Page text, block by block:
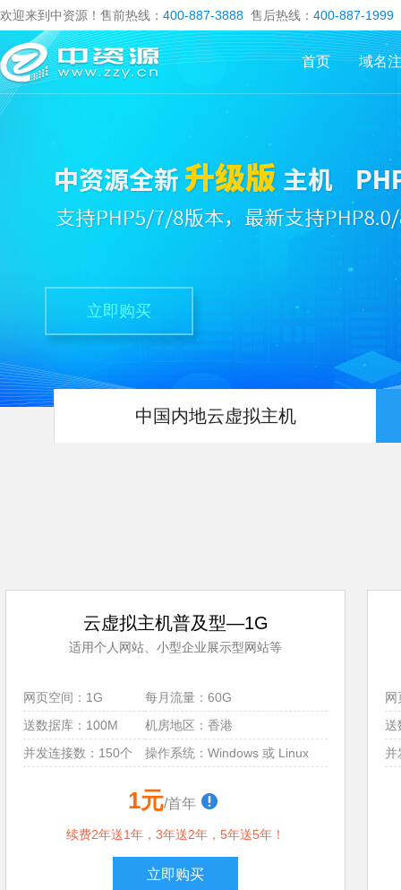
欢迎来到中资源！售前热线： 400-887-3888 售后热线： 400-887-1999
域名
首页
立即购买
中国内地云虚拟主机
云虚拟主机普及型—1G
适用个人网站、小型企业展示型网站等
网页空间：1G
每月流量：60G
送数据库：100M
机房地区：香港
并发连接数：150个
操作系统：Windows 或 Linux
1元/首年
续费2年送1年，3年送2年，5年送5年！
立即购买
送
并